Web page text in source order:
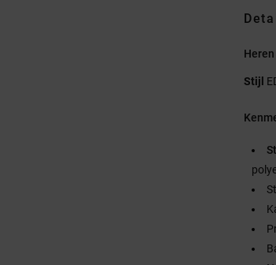
Stijl